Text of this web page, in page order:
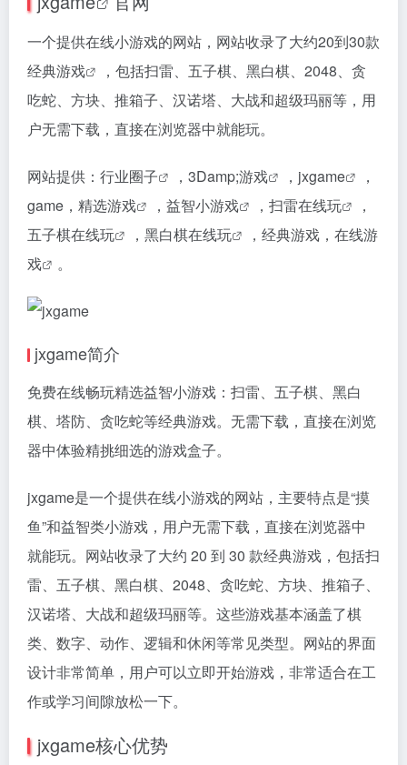
一个提供在线小游戏的网站，网站收录了大约20到30款
经典游戏
，包括扫雷、五子棋、黑白棋、2048、贪
吃蛇、方块、推箱子、汉诺塔、大战和超级玛丽等，用
户无需下载，直接在浏览器中就能玩。
网站提供： 行业圈子 ， 3Damp;游戏 ， jxgame
，
game， 精选游戏 ， 益智小游戏 ， 扫雷在线玩
，
五子棋在线玩
， 黑白棋在线玩 ，经典游戏， 在线游
戏
。
jxgame简介
免费在线畅玩精选益智小游戏：扫雷、五子棋、黑白
棋、塔防、贪吃蛇等经典游戏。无需下载，直接在浏览
器中体验精挑细选的游戏盒子。
jxgame是一个提供在线小游戏的网站，主要特点是“摸
鱼”和益智类小游戏，用户无需下载，直接在浏览器中
就能玩。网站收录了大约 20 到 30 款经典游戏，包括扫
雷、五子棋、黑白棋、2048、贪吃蛇、方块、推箱子、
汉诺塔、大战和超级玛丽等。这些游戏基本涵盖了棋
类、数字、动作、逻辑和休闲等常见类型。网站的界面
设计非常简单，用户可以立即开始游戏，非常适合在工
作或学习间隙放松一下。
jxgame核心优势